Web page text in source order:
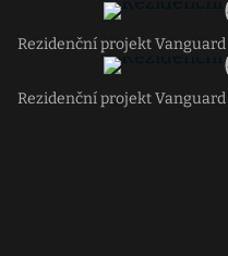
Rezidenční projekt Vanguard
Rezidenční projekt Vanguard